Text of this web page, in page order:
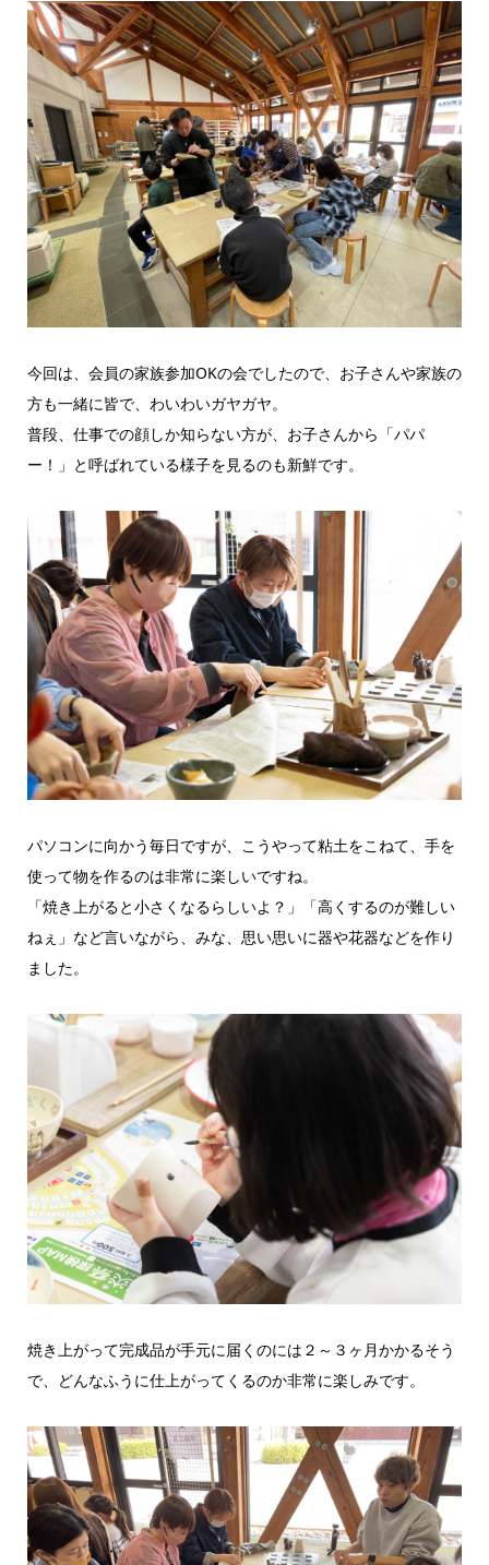
今回は、会員の家族参加OKの会でしたので、お子さんや家族の
方も一緒に皆で、わいわいガヤガヤ。
普段、仕事での顔しか知らない方が、お子さんから「パパ
ー！」と呼ばれている様子を見るのも新鮮です。
パソコンに向かう毎日ですが、こうやって粘土をこねて、手を
使って物を作るのは非常に楽しいですね。
「焼き上がると小さくなるらしいよ？」「高くするのが難しい
ねぇ」など言いながら、みな、思い思いに器や花器などを作り
ました。
焼き上がって完成品が手元に届くのには２～３ヶ月かかるそう
で、どんなふうに仕上がってくるのか非常に楽しみです。